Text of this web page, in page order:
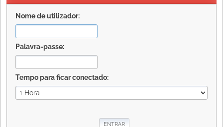
Nome de utilizador:
Palavra-passe:
Tempo para ficar conectado: